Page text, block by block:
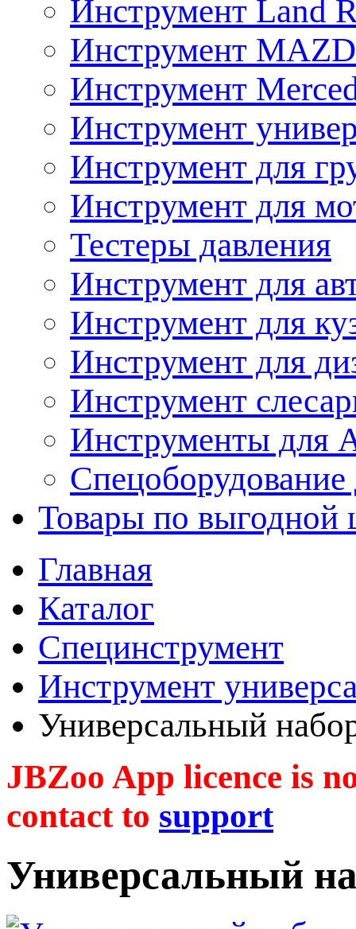
Инструмент Land
Инструмент
Инструмент
Инструмент
Инструмент для
Инструмент для
Тестеры давления
Инструмент для
Инструмент для
Инструмент для
Инструмент
Инструменты
Спецоборудование
Товары по выгодной
Главная
Каталог
Специнструмент
Инструмент
Универсальный
JBZoo App licence is
contact to support
Универсальный